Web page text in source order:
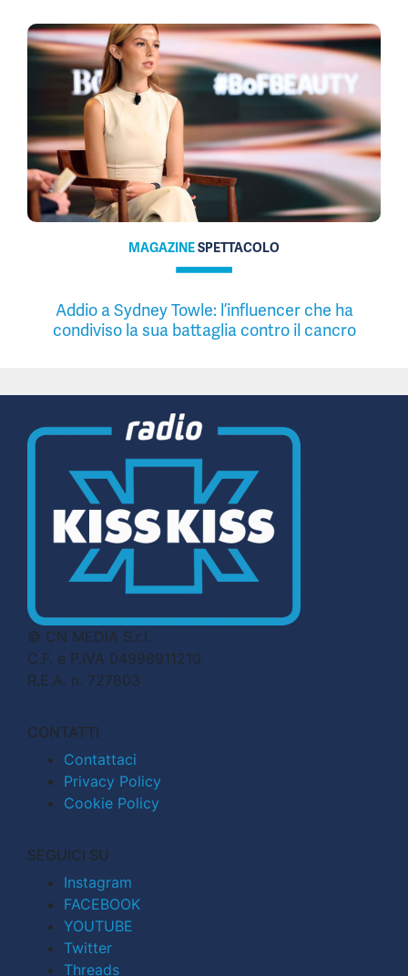
MAGAZINESPETTACOLO
Addio a Sydney Towle: l’influencer che ha
condiviso la sua battaglia contro il cancro
© CN MEDIA S.r.l.
C.F. e P.IVA 04998911210
R.E.A. n. 727803
CONTATTI
Contattaci
Privacy Policy
Cookie Policy
SEGUICI SU
Instagram
FACEBOOK
YOUTUBE
Twitter
Threads